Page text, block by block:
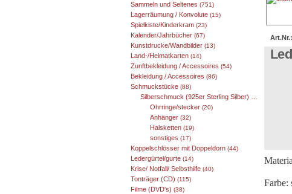
Sammeln und Seltenes (751)
Lagerräumung / Konvolute (15)
Spielkiste/Kinderkram (23)
Kalender/Jahrbücher (67)
Kunstdrucke/Wandbilder (13)
Land-/Heimatkarten (14)
Zunftbekleidung / Accessoires (54)
Bekleidung / Accessoires (86)
Schmuckstücke (88)
Silberschmuck (925er Sterling Silber) (88)
Ohrringe/stecker (20)
Anhänger (32)
Halsketten (19)
sonstiges (17)
Koppelschlösser mit Doppeldorn (44)
Ledergürtel/gurte (14)
Krise/ Notfall/ Selbsthilfe (40)
Tonträger (CD) (115)
Filme (DVD's) (38)
Art.Nr.:
Farbe: